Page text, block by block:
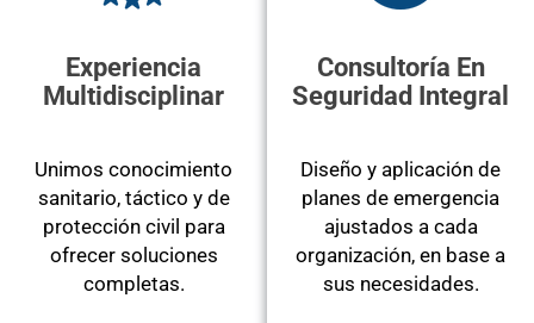
Experiencia
Multidisciplinar
Unimos conocimiento
sanitario, táctico y de
protección civil para
ofrecer soluciones
completas.
Consultoría En
Seguridad Integral
Diseño y aplicación de
planes de emergencia
ajustados a cada
organización, en base a
sus necesidades.